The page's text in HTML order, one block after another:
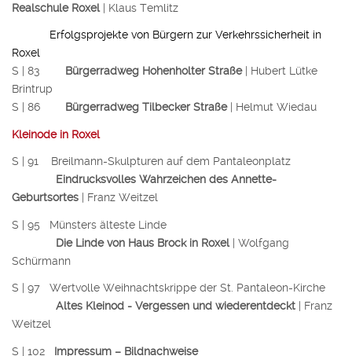
Realschule Roxel| Klaus Temlitz
Erfolgsprojekte von Bürgern zur Verkehrssicherheit in
Roxel
S | 83 Bürgerradweg Hohenholter Straße| Hubert Lütke
Brintrup
S | 86 Bürgerradweg Tilbecker Straße| Helmut Wiedau
Kleinode in Roxel
S | 91 Breilmann-Skulpturen auf dem Pantaleonplatz
Eindrucksvolles Wahrzeichen des Annette-
Geburtsortes | Franz Weitzel
S | 95 Münsters älteste Linde
Die Linde von Haus Brock in Roxel| Wolfgang
Schürmann
S | 97 Wertvolle Weihnachtskrippe der St. Pantaleon-Kirche
Altes Kleinod - Vergessen und wiederentdeckt | Franz
Weitzel
S | 102 Impressum – Bildnachweise